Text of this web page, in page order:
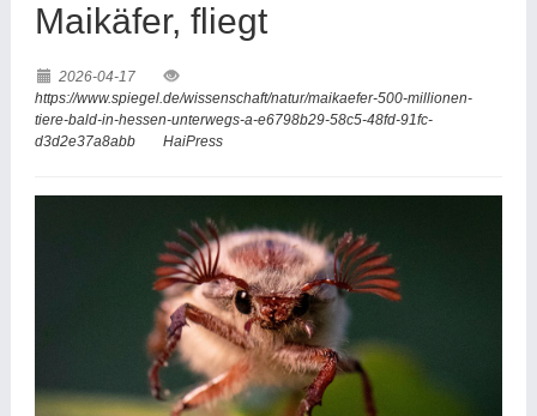
Maikäfer, fliegt
2026-04-17
https://www.spiegel.de/wissenschaft/natur/maikaefer-500-millionen-
tiere-bald-in-hessen-unterwegs-a-e6798b29-58c5-48fd-91fc-
d3d2e37a8abb
HaiPress